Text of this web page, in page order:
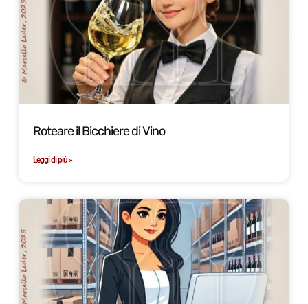
Roteare il Bicchiere di Vino
Leggi di più »